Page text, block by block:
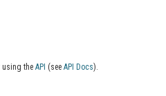
the API (see API Docs).